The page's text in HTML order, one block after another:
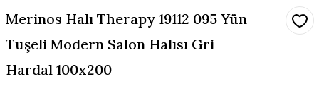
Merinos Halı Therapy 19112 095 Yün
Tuşeli Modern Salon Halısı Gri
Hardal 100x200